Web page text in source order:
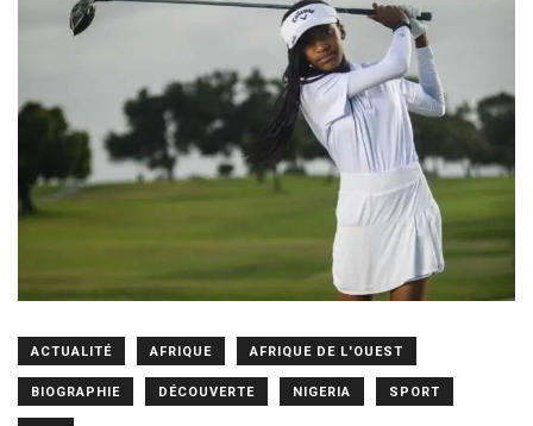
ACTUALITÉ AFRIQUE AFRIQUE DE L'OUEST
BIOGRAPHIE DÉCOUVERTE NIGERIA SPORT